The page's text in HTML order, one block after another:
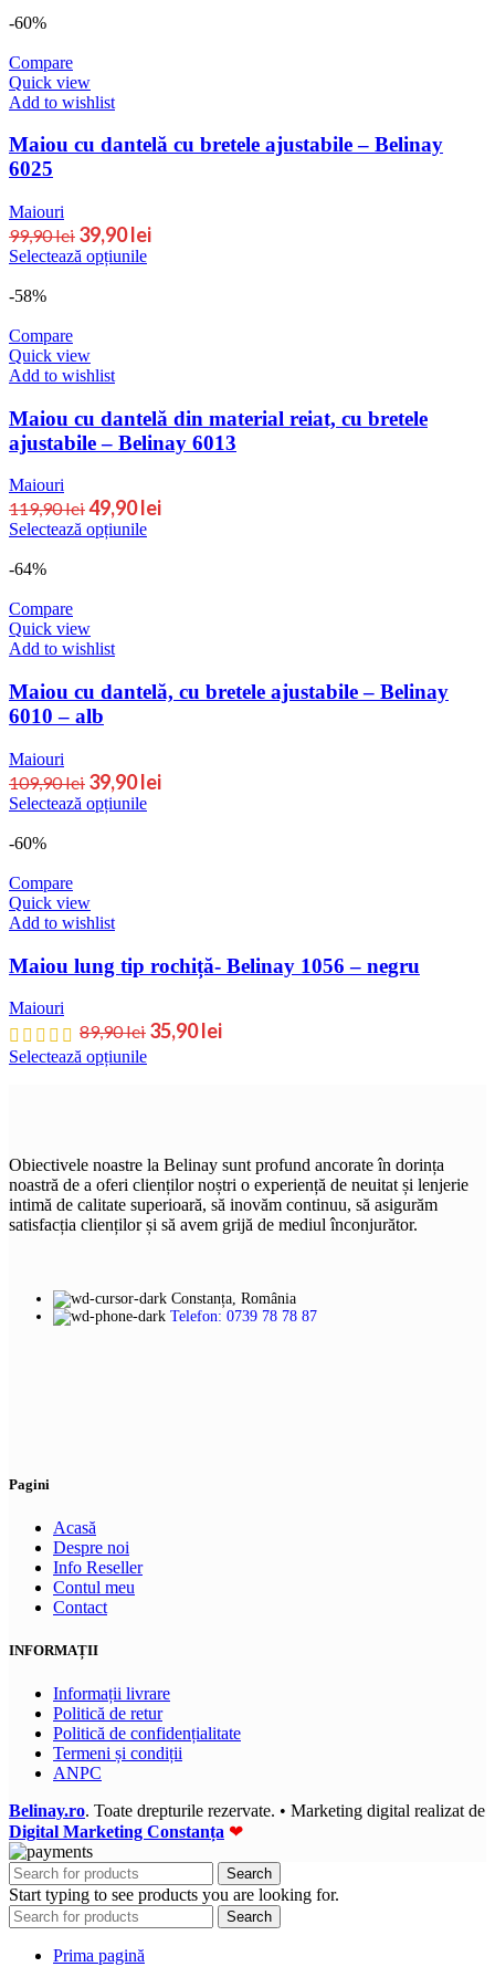
-60%
Compare
Quick view
Add to wishlist
Maiou cu dantelă cu bretele ajustabile – Belinay
6025
Maiouri
99,90lei 39,90lei
Selectează opțiunile
-58%
Compare
Quick view
Add to wishlist
Maiou cu dantelă din material reiat, cu bretele
ajustabile – Belinay 6013
Maiouri
119,90lei49,90lei
Selectează opțiunile
-64%
Compare
Quick view
Add to wishlist
Maiou cu dantelă, cu bretele ajustabile – Belinay
6010 – alb
Maiouri
109,90lei 39,90lei
Selectează opțiunile
-60%
Compare
Quick view
Add to wishlist
Maiou lung tip rochiță- Belinay 1056 – negru
Maiouri
89,90lei 35,90lei
Selectează opțiunile
Obiectivele noastre la Belinay sunt profund ancorate în dorința
noastră de a oferi clienților noștri o experiență de neuitat și lenjerie
intimă de calitate superioară, să inovăm continuu, să asigurăm
satisfacția clienților și să avem grijă de mediul înconjurător.
Constanța, România
Telefon: 0739 78 78 87
Pagini
Acasă
Despre noi
Info Reseller
Contul meu
Contact
INFORMAȚII
Informații livrare
Politică de retur
Politică de confidențialitate
Termeni și condiții
ANPC
Belinay.ro. Toate drepturile rezervate. • Marketing digital realizat de
Digital Marketing Constanța ❤
Search
Start typing to see products you are looking for.
Search
Prima pagină